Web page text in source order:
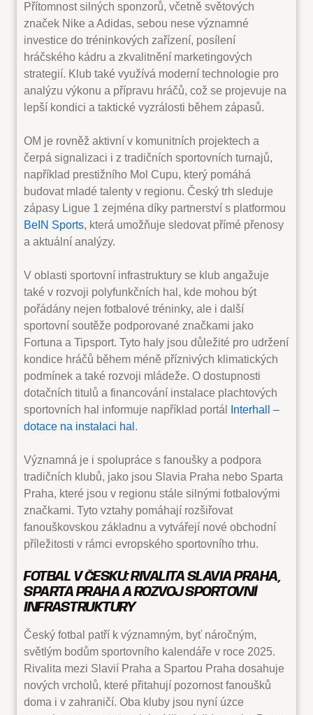
Přítomnost silných sponzorů, včetně světových
značek Nike a Adidas, sebou nese významné
investice do tréninkových zařízení, posílení
hráčského kádru a zkvalitnění marketingových
strategií. Klub také využívá moderní technologie pro
analýzu výkonu a přípravu hráčů, což se projevuje na
lepší kondici a taktické vyzrálosti během zápasů.
OM je rovněž aktivní v komunitních projektech a
čerpá signalizaci i z tradičních sportovních turnajů,
například prestižního Mol Cupu, který pomáhá
budovat mladé talenty v regionu. Český trh sleduje
zápasy Ligue 1 zejména díky partnerství s platformou
BeIN Sports, která umožňuje sledovat přímé přenosy
a aktuální analýzy.
V oblasti sportovní infrastruktury se klub angažuje
také v rozvoji polyfunkčních hal, kde mohou být
pořádány nejen fotbalové tréninky, ale i další
sportovní soutěže podporované značkami jako
Fortuna a Tipsport. Tyto haly jsou důležité pro udržení
kondice hráčů během méně příznivých klimatických
podmínek a také rozvoji mládeže. O dostupnosti
dotačních titulů a financování instalace plachtových
sportovních hal informuje například portál
Interhall –
dotace na instalaci hal .
Významná je i spolupráce s fanoušky a podpora
tradičních klubů, jako jsou Slavia Praha nebo Sparta
Praha, které jsou v regionu stále silnými fotbalovými
značkami. Tyto vztahy pomáhají rozšiřovat
fanouškovskou základnu a vytvářejí nové obchodní
příležitosti v rámci evropského sportovního trhu.
FOTBAL V ČESKU: RIVALITA SLAVIA PRAHA,
SPARTA PRAHA A ROZVOJ SPORTOVNÍ
INFRASTRUKTURY
Český fotbal patří k významným, byť náročným,
světlým bodům sportovního kalendáře v roce 2025.
Rivalita mezi Slavií Praha a Spartou Praha dosahuje
nových vrcholů, které přitahují pozornost fanoušků
doma i v zahraničí. Oba kluby jsou nyní úzce